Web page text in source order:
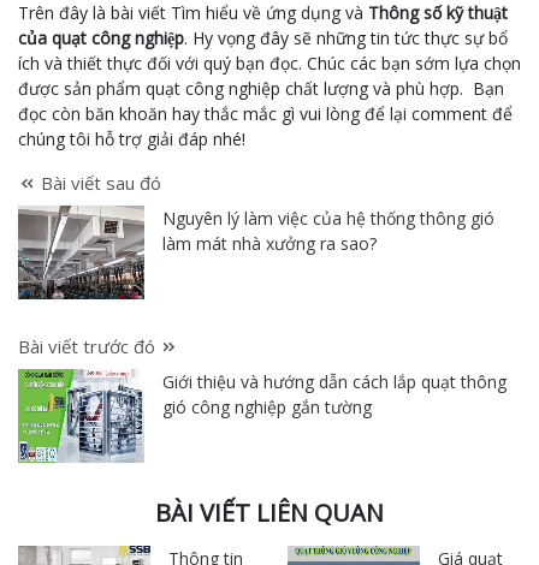
Trên đây là bài viết Tìm hiểu về ứng dụng và Thông số kỹ thuật
của quạt công nghiệp. Hy vọng đây sẽ những tin tức thực sự bổ
ích và thiết thực đối với quý bạn đọc. Chúc các bạn sớm lựa chọn
được sản phẩm quạt công nghiệp chất lượng và phù hợp. Bạn
đọc còn băn khoăn hay thắc mắc gì vui lòng để lại comment để
chúng tôi hỗ trợ giải đáp nhé!
Bài viết sau đó
Nguyên lý làm việc của hệ thống thông gió
làm mát nhà xưởng ra sao?
Bài viết trước đó
Giới thiệu và hướng dẫn cách lắp quạt thông
gió công nghiệp gắn tường
BÀI VIẾT LIÊN QUAN
Thông tin Giá quạt